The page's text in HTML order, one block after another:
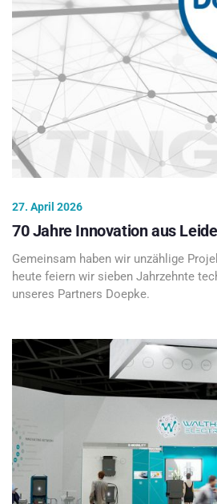
27. April 2026
70 Jahre Innovation aus
Gemeinsam haben wir unzählige
heute feiern wir sieben Jahrzehnte
unseres Partners Doepke.